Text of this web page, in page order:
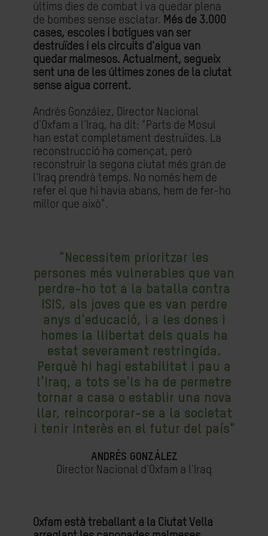
últims dies de combat i va quedar plena
de bombes sense esclatar. Més de 3.000
cases, escoles i botigues van ser
destruïdes i els circuits d'aigua van
quedar malmesos. Actualment, segueix
sent una de les últimes zones de la ciutat
sense aigua corrent.
Andrés González, Director Nacional
d'Oxfam a l'Iraq, ha dit: "Parts de Mosul
han estat completament destruïdes. La
reconstrucció ha començat, però
reconstruir la segona ciutat més gran de
l'Iraq prendrà temps. No només hem de
refer el que hi havia abans, hem de fer-ho
millor que això".
"Necessitem prioritzar les
persones més vulnerables que van
perdre-ho tot a la batalla contra
ISIS, als joves que es van perdre
anys d'educació, i a les dones i
homes la llibertat dels quals ha
estat severament restringida.
Perquè hi hagi estabilitat i pau a
l'Iraq, a tots se'ls ha de permetre
tornar a casa o establir una nova
llar, reincorporar-se a la societat
i tenir interès en el futur del país"
ANDRÉS GONZÁLEZ
Director Nacional d'Oxfam a l'Iraq
Oxfam està treballant a la Ciutat Vella